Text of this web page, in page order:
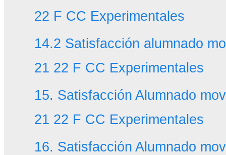
22 F CC Experimentales
14.2 Satisfacción alumnado
21 22 F CC Experimentales
15. Satisfacción Alumnado
21 22 F CC Experimentales
16. Satisfacción Alumnado